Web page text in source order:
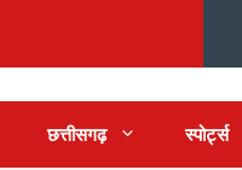
छत्तीसगढ़ स्पोर्ट्स